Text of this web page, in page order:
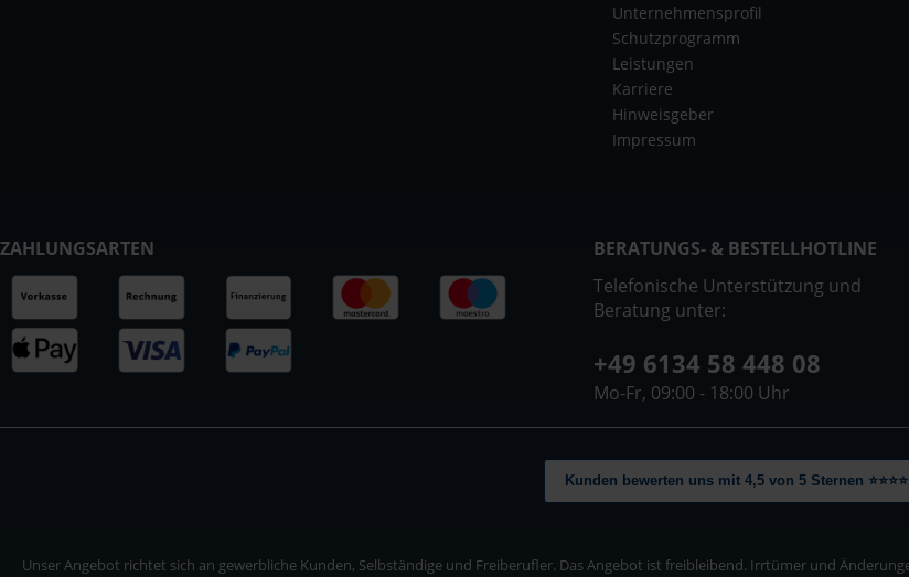
Unternehmensprofil
Schutzprogramm
Leistungen
Karriere
Hinweisgeber
Impressum
ZAHLUNGSARTEN
BERATUNGS- & BESTELLHOTLINE
Telefonische Unterstützung und
Beratung unter:
+49 6134 58 448 08
Mo-Fr, 09:00 - 18:00 Uhr
Kunden bewerten uns mit 4,5 von 5 Sternen
Unser Angebot richtet sich an gewerbliche Kunden, Selbständige und Freiberufler. Das Angebot ist freibleibend. Irrtümer und